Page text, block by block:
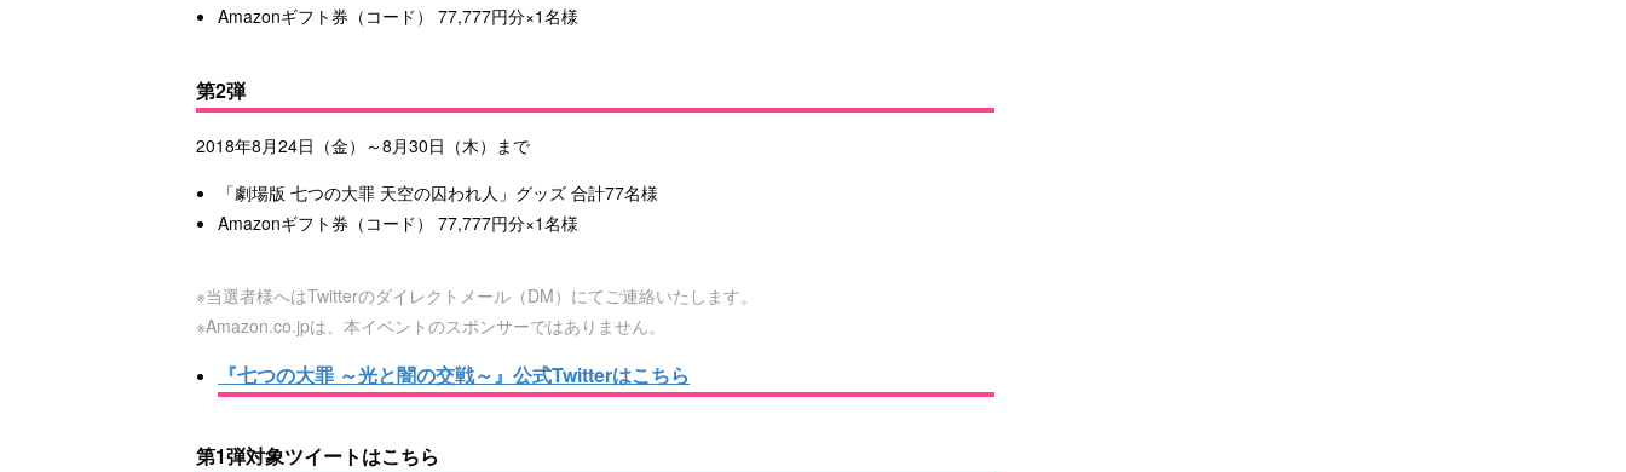
Amazonギフト券（コード） 77,777円分×1名様
第2弾
2018年8月24日（金）～8月30日（木）まで
「劇場版 七つの大罪 天空の囚われ人」グッズ 合計77名様
Amazonギフト券（コード） 77,777円分×1名様
※当選者様へはTwitterのダイレクトメール（DM）にてご連絡いたします。
※Amazon.co.jpは、本イベントのスポンサーではありません。
『七つの大罪 ～光と闇の交戦～』公式Twitterはこちら
第1弾対象ツイートはこちら